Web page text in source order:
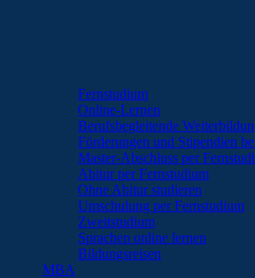
Fernstudium
Online-Lernen
Berufsbegleitende
Förderungen und Stipendien
Master-Abschluss per
Abitur per Fernstudium
Ohne Abitur studieren
Umschulung per Fernstudium
Zweitstudium
Sprachen online lernen
Bildungsreisen
MBA